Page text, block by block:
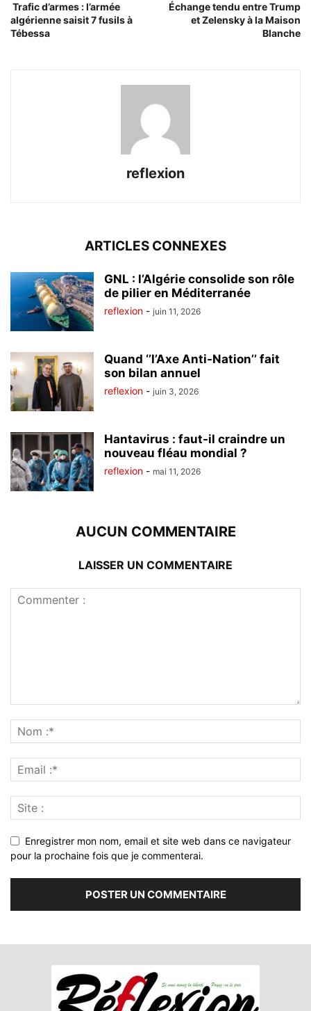
Trafic d’armes : l’armée
algérienne saisit 7 fusils à
Tébessa
Échange tendu entre Trump
et Zelensky à la Maison
Blanche
reflexion
ARTICLES CONNEXES
GNL : l’Algérie consolide son rôle
de pilier en Méditerranée
reflexion - juin 11, 2026
Quand ‘’l’Axe Anti-Nation’’ fait
son bilan annuel
reflexion - juin 3, 2026
Hantavirus : faut-il craindre un
nouveau fléau mondial ?
reflexion - mai 11, 2026
AUCUN COMMENTAIRE
LAISSER UN COMMENTAIRE
Enregistrer mon nom, email et site web dans ce navigateur
pour la prochaine fois que je commenterai.